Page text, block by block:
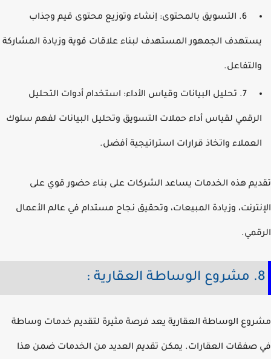
6. التسويق بالمحتوى: إنشاء وتوزيع محتوى قيم وجذاب
الجمهور المستهدف لبناء علاقات قوية وزيادة المشاركة
7. تحليل البيانات وقياس الأداء: استخدام أدوات التحليل
لقياس أداء حملات التسويق وتحليل البيانات لفهم سلوك
واتخاذ قرارات استراتيجية أفضل.
هذه الخدمات يساعد الشركات على بناء حضور قوي على
وزيادة المبيعات، وتحقيق نجاح مستدام في عالم الأعمال
الوساطة العقارية يعد فرصة مثيرة لتقديم خدمات وساطة
صفقات العقارات. يمكن تقديم العديد من الخدمات ضمن هذا